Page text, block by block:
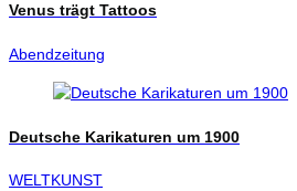
Venus trägt Tattoos
Abendzeitung
Deutsche Karikaturen um 1900
WELTKUNST